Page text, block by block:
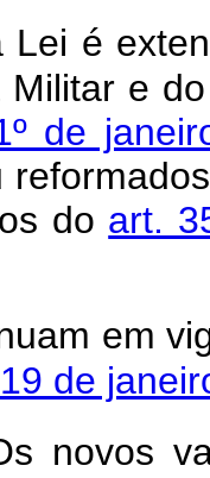
Lei é
Militar e
de
do art.
em
de
novos